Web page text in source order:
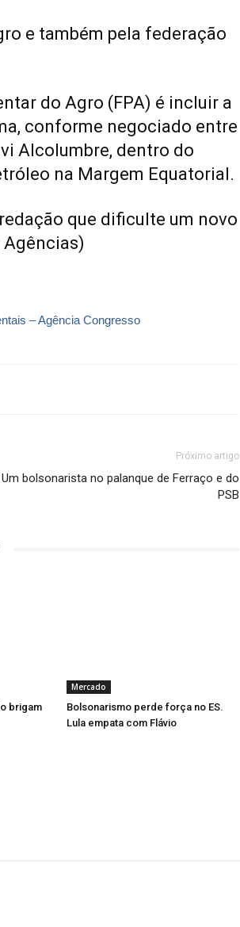
e também pela federação
do Agro (FPA) é incluir a
conforme negociado entre
Alcolumbre, dentro do
na Margem Equatorial.
que dificulte um novo
– Agência Congresso
Próximo artigo
Um bolsonarista no palanque de Ferraço e do
PSB
brigam
Mercado
Bolsonarismo perde força no ES.
Lula empata com Flávio